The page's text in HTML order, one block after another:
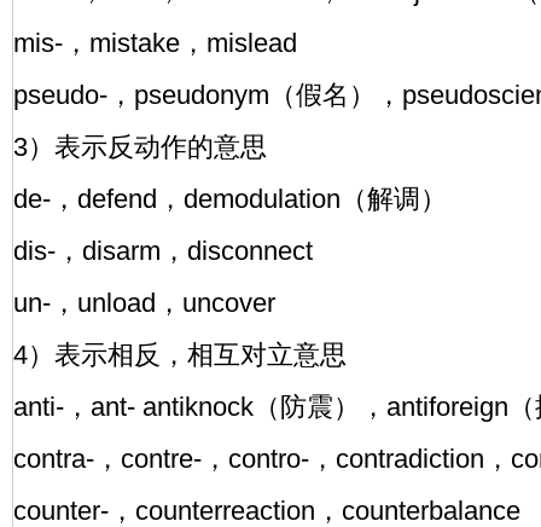
mis-，mistake，mislead
pseudo-，pseudonym（假名），
3）表示反动作的意思
de-，defend，demodulation（解调）
dis-，disarm，disconnect
un-，unload，uncover
4）表示相反，相互对立意思
anti-，ant- antiknock（防震），antiforeign
contra-，contre-，contro-，contradiction，
counter-，counterreaction，counterbalance